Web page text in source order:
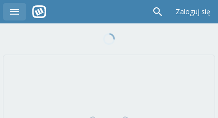
Zaloguj się